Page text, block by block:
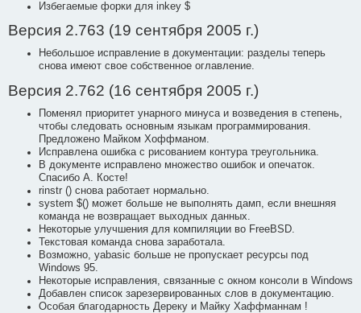
Избегаемые форки для inkey $
Версия 2.763 (19 сентября 2005 г.)
Небольшое исправление в документации: разделы теперь
снова имеют свое собственное оглавление.
Версия 2.762 (16 сентября 2005 г.)
Поменял приоритет унарного минуса и возведения в степень,
чтобы следовать основным языкам программирования.
Предложено Майком Хоффманом.
Исправлена ошибка с рисованием контура треугольника.
В документе исправлено множество ошибок и опечаток.
Спасибо А. Косте!
rinstr () снова работает нормально.
system $() может больше не выполнять дамп, если внешняя
команда не возвращает выходных данных.
Некоторые улучшения для компиляции во FreeBSD.
Текстовая команда снова заработала.
Возможно, yabasic больше не пропускает ресурсы под
Windows 95.
Некоторые исправления, связанные с окном консоли в Windows
Добавлен список зарезервированных слов в документацию.
Особая благодарность Дереку и Майку Хаффманнам !